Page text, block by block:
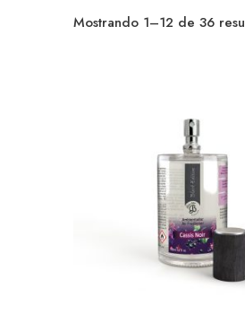
Mostrando 1–12 de 36